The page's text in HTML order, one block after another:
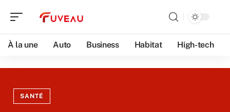
À la une Auto Business Habitat High-tech
SANTÉ